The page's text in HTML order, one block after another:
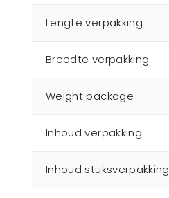
Lengte verpakking
Breedte verpakking
Weight package
Inhoud verpakking
Inhoud stuksverpakking